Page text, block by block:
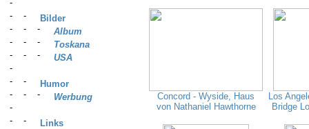
Bilder
Album
Toskana
USA
Humor
Werbung
Links
Concord - Wyside, Haus
von Nathaniel Hawthorne
Los
Bridge